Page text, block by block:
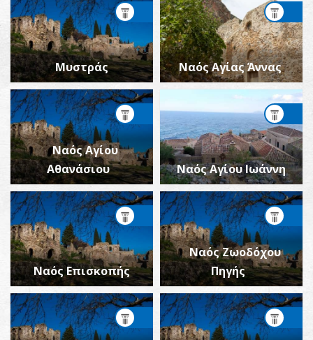
Μυστράς Ναός Αγίας Άννας
Ναός Αγίου
Αθανάσιου
Ναός Αγίου Ιωάννη
Ναός Επισκοπής
Ναός Ζωοδόχου
Πηγής